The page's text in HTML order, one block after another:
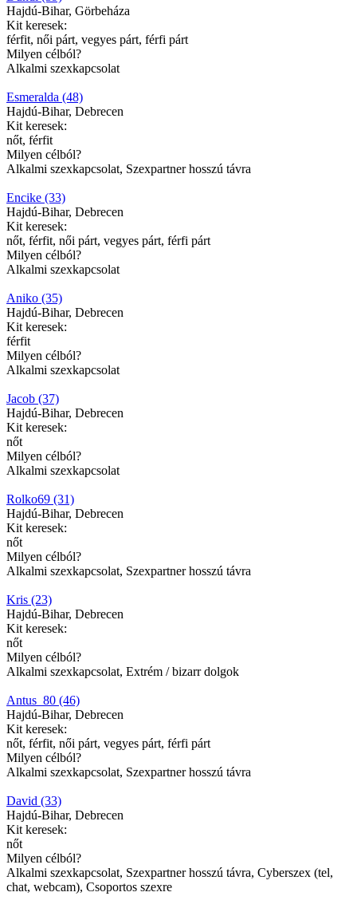
Hajdú-Bihar, Görbeháza
Kit keresek:
férfit, női párt, vegyes párt, férfi párt
Milyen célból?
Alkalmi szexkapcsolat
Esmeralda (48)
Hajdú-Bihar, Debrecen
Kit keresek:
nőt, férfit
Milyen célból?
Alkalmi szexkapcsolat, Szexpartner hosszú távra
Encike (33)
Hajdú-Bihar, Debrecen
Kit keresek:
nőt, férfit, női párt, vegyes párt, férfi párt
Milyen célból?
Alkalmi szexkapcsolat
Aniko (35)
Hajdú-Bihar, Debrecen
Kit keresek:
férfit
Milyen célból?
Alkalmi szexkapcsolat
Jacob (37)
Hajdú-Bihar, Debrecen
Kit keresek:
nőt
Milyen célból?
Alkalmi szexkapcsolat
Rolko69 (31)
Hajdú-Bihar, Debrecen
Kit keresek:
nőt
Milyen célból?
Alkalmi szexkapcsolat, Szexpartner hosszú távra
Kris (23)
Hajdú-Bihar, Debrecen
Kit keresek:
nőt
Milyen célból?
Alkalmi szexkapcsolat, Extrém / bizarr dolgok
Antus_80 (46)
Hajdú-Bihar, Debrecen
Kit keresek:
nőt, férfit, női párt, vegyes párt, férfi párt
Milyen célból?
Alkalmi szexkapcsolat, Szexpartner hosszú távra
David (33)
Hajdú-Bihar, Debrecen
Kit keresek:
nőt
Milyen célból?
Alkalmi szexkapcsolat, Szexpartner hosszú távra, Cyberszex (tel,
chat, webcam), Csoportos szexre